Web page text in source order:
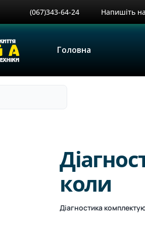
(067)343-64-24 Напишіть
Головна
коли
Діагностика